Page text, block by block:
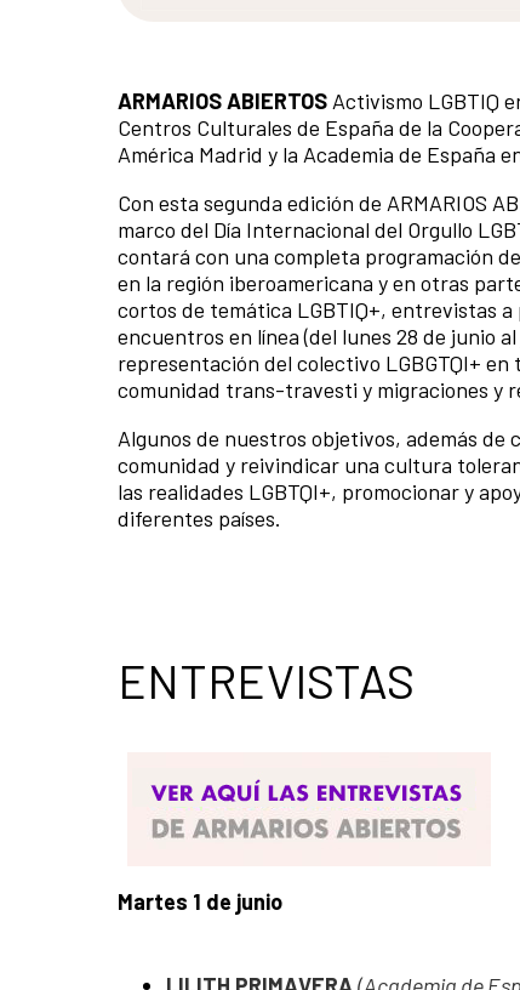
ARMARIOS ABIERTOS Activismo LGBTIQ
Centros Culturales de España de la
América Madrid y la Academia de España
Con esta segunda edición de ARMARIOS
marco del Día Internacional del Orgullo
contará con una completa programación
en la región iberoamericana y en otras
cortos de temática LGBTIQ+, entrevistas
encuentros en línea (del lunes 28 de junio
representación del colectivo LGBGTQI+
comunidad trans-travesti y migraciones y
Algunos de nuestros objetivos, además de
comunidad y reivindicar una cultura
las realidades LGBTQI+, promocionar y
diferentes países.
ENTREVISTAS
Martes 1 de junio
LILITH PRIMAVERA(Academia de